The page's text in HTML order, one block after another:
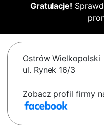
Gratulacje!
Ostrów Wielkopolski
ul. Rynek 16/3
Zobacz profil firmy